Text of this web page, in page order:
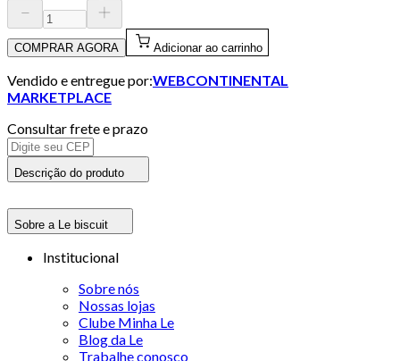
COMPRAR AGORA Adicionar ao carrinho
Vendido e entregue por:WEBCONTINENTAL
MARKETPLACE
Consultar frete e prazo
Descrição do produto
Sobre a Le biscuit
Institucional
Sobre nós
Nossas lojas
Clube Minha Le
Blog da Le
Trabalhe conosco